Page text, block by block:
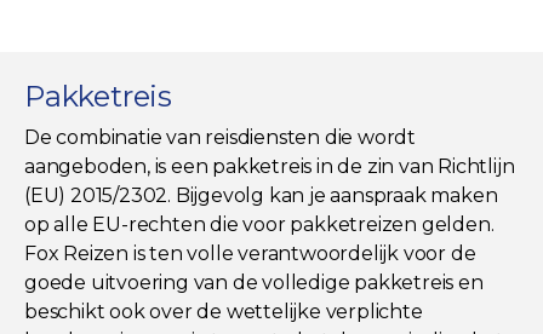
Pakketreis
De combinatie van reisdiensten die wordt
aangeboden, is een pakketreis in de zin van Richtlijn
(EU) 2015/2302. Bijgevolg kan je aanspraak maken
op alle EU-rechten die voor pakketreizen gelden.
Fox Reizen is ten volle verantwoordelijk voor de
goede uitvoering van de volledige pakketreis en
beschikt ook over de wettelijke verplichte